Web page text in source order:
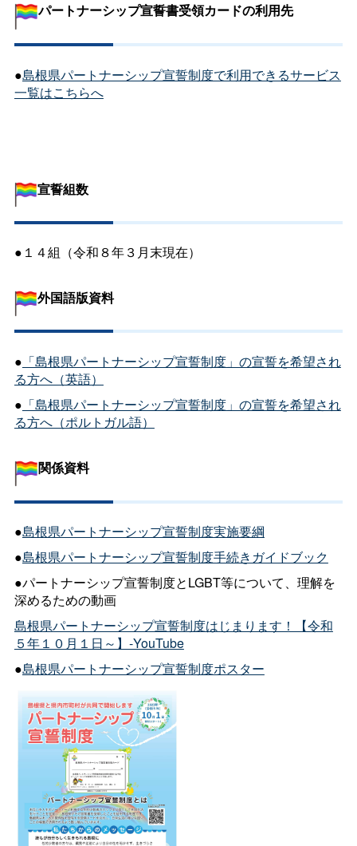
パートナーシップ宣誓書受領カードの利用先
●島根県パートナーシップ宣誓制度で利用できるサービス
一覧はこちらへ
宣誓組数
●１４組（令和８年３月末現在）
外国語版資料
● 「島根県パートナーシップ宣誓制度」の宣誓を希望され
る方へ（英語）
● 「島根県パートナーシップ宣誓制度」の宣誓を希望され
る方へ（ポルトガル語）
関係資料
●島根県パートナーシップ宣誓制度実施要綱
●島根県パートナーシップ宣誓制度手続きガイドブック
●パートナーシップ宣誓制度とLGBT等について、理解を
深めるための動画
島根県パートナーシップ宣誓制度はじまります！【令和
５年１０月１日～】-YouTube
●島根県パートナーシップ宣誓制度ポスター